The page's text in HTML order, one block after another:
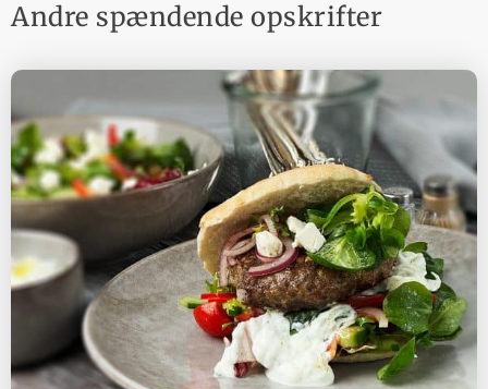
Andre spændende opskrifter